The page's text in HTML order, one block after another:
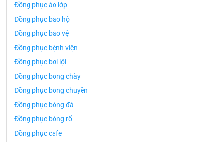
Đồng phục áo lớp
Đồng phục bảo hộ
Đồng phục bảo vệ
Đồng phục bệnh viện
Đồng phục bơi lội
Đồng phục bóng chày
Đồng phục bóng chuyền
Đồng phục bóng đá
Đồng phục bóng rổ
Đồng phục cafe